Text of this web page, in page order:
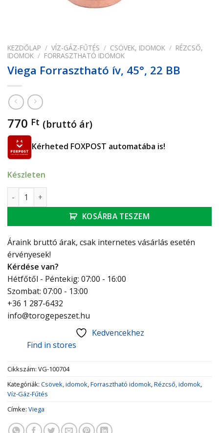
KEZDŐLAP / VÍZ-GÁZ-FŰTÉS / CSÖVEK, IDOMOK / RÉZCSŐ,
IDOMOK / FORRASZTHATÓ IDOMOK
Viega Forrasztható ív, 45°, 22 BB
770 Ft (bruttó ár)
Kérheted FOXPOST automatába is!
Készleten
Viega Forrasztható ív, 45°, 22 BB mennyiség
KOSÁRBA TESZEM
Áraink bruttó árak, csak internetes vásárlás esetén
érvényesek!
Kérdése van?
Hétfőtől - Péntekig: 07:00 - 16:00
Szombat: 07:00 - 13:00
+36 1 287-6432
info@torogepeszet.hu
Kedvencekhez
Find in stores
Cikkszám: VG-100704
Kategóriák: Csövek, idomok,Forrasztható idomok,Rézcső, idomok,
Víz-Gáz-Fűtés
Címke: Viega